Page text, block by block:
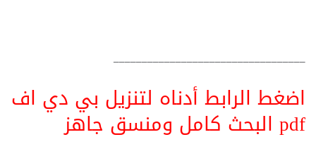
__________________________________
اضغط الرابط أدناه لتنزيل بي دي اف
pdf البحث كامل ومنسق جاهز